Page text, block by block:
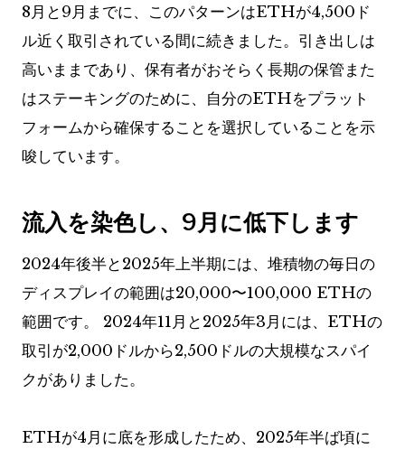
8月と9月までに、このパターンはETHが4,500ド
ル近く取引されている間に続きました。引き出しは
高いままであり、保有者がおそらく長期の保管また
はステーキングのために、自分のETHをプラット
フォームから確保することを選択していることを示
唆しています。
流入を染色し、9月に低下します
2024年後半と2025年上半期には、堆積物の毎日の
ディスプレイの範囲は20,000〜100,000 ETHの
範囲です。 2024年11月と2025年3月には、ETHの
取引が2,000ドルから2,500ドルの大規模なスパイ
クがありました。
ETHが4月に底を形成したため、2025年半ば頃に